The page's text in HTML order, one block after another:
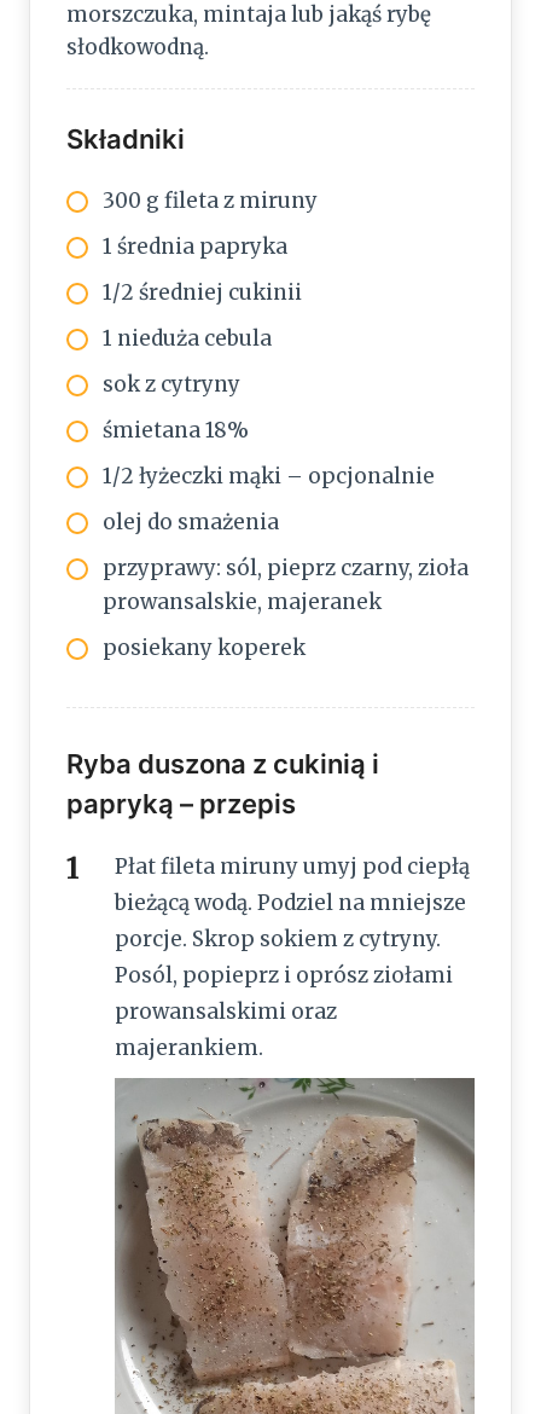
morszczuka, mintaja lub jakąś rybę
słodkowodną.
Składniki
300 g fileta z miruny
1 średnia papryka
1/2 średniej cukinii
1 nieduża cebula
sok z cytryny
śmietana 18%
1/2 łyżeczki mąki – opcjonalnie
olej do smażenia
przyprawy: sól, pieprz czarny, zioła
prowansalskie, majeranek
posiekany koperek
Ryba duszona z cukinią i
papryką – przepis
Płat fileta miruny umyj pod ciepłą
bieżącą wodą. Podziel na mniejsze
porcje. Skrop sokiem z cytryny.
Posól, popieprz i oprósz ziołami
prowansalskimi oraz
majerankiem.